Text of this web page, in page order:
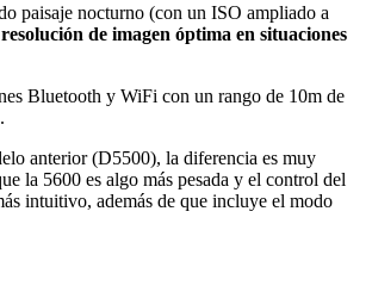
paisaje nocturno (con un ISO ampliado a
resolución de imagen óptima en situaciones
Bluetooth y WiFi con un rango de 10m de
anterior (D5500), la diferencia es muy
la 5600 es algo más pesada y el control del
intuitivo, además de que incluye el modo